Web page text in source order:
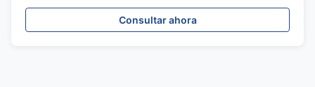
Consultar ahora